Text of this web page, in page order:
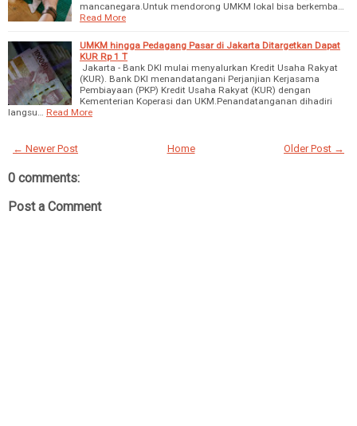
mancanegara.Untuk mendorong UMKM lokal bisa berkemba…
Read More
UMKM hingga Pedagang Pasar di Jakarta Ditargetkan Dapat
KUR Rp 1 T
Jakarta - Bank DKI mulai menyalurkan Kredit Usaha Rakyat
(KUR). Bank DKI menandatangani Perjanjian Kerjasama
Pembiayaan (PKP) Kredit Usaha Rakyat (KUR) dengan
Kementerian Koperasi dan UKM.Penandatanganan dihadiri
langsu…
Read More
← Newer Post Older Post →
Home
0 comments:
Post a Comment